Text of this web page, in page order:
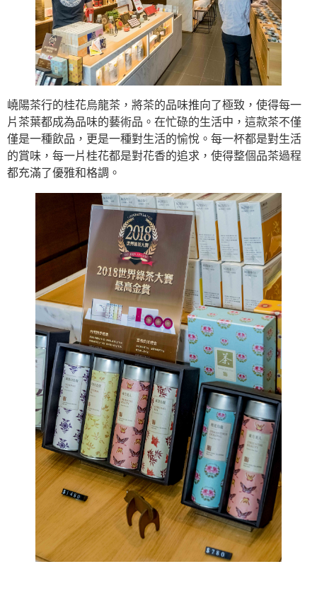
嶢陽茶行的桂花烏龍茶，將茶的品味推向了極致，使得每一
片茶葉都成為品味的藝術品。在忙碌的生活中，這款茶不僅
僅是一種飲品，更是一種對生活的愉悅。每一杯都是對生活
的賞味，每一片桂花都是對花香的追求，使得整個品茶過程
都充滿了優雅和格調。